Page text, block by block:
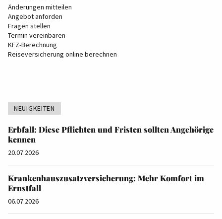
Änderungen mitteilen
Angebot anforden
Fragen stellen
Termin vereinbaren
KFZ-Berechnung
Reiseversicherung online berechnen
NEUIGKEITEN
Erbfall: Diese Pflichten und Fristen sollten Angehörige
kennen
20.07.2026
Krankenhauszusatzversicherung: Mehr Komfort im
Ernstfall
06.07.2026